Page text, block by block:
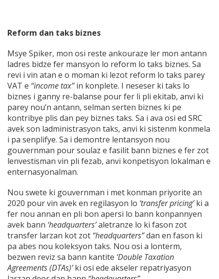
Reform dan taks biznes
Msye Spiker, mon osi reste ankouraze ler mon antann
ladres bidze fer mansyon lo reform lo taks biznes. Sa
revi i vin atan e o moman ki lezot reform lo taks parey
VAT e “income tax”in konplete. I neseser ki taks lo
biznes i ganny re-balanse pour fer li pli ekitab, anvi ki
parey nou’n antann, selman serten biznes ki pe
kontribye plis dan pey biznes taks. Sa i ava osi ed SRC
avek son ladministrasyon taks, anvi ki sistenm konmela
i pa senplifye. Sa i demontre lentansyon nou
gouvernman pour soulaz e fasilit bann biznes e fer zot
lenvestisman vin pli fezab, anvi konpetisyon lokalman e
enternasyonalman.
Nou swete ki gouvernman i met konman priyorite an
2020 pour vin avek en regilasyon lo ‘transfer pricing’ki a
fer nou annan en pli bon apersi lo bann konpannyen
avek bann ‘headquarters’aletranze lo ki fason zot
transfer larzan kot zot “headquarters”dan en fason ki
pa abes nou koleksyon taks. Nou osi a lonterm,
bezwen reviz sa bann kantite ‘Double Taxation
Agreements (DTAs)’ki osi ede akseler repatriyasyon